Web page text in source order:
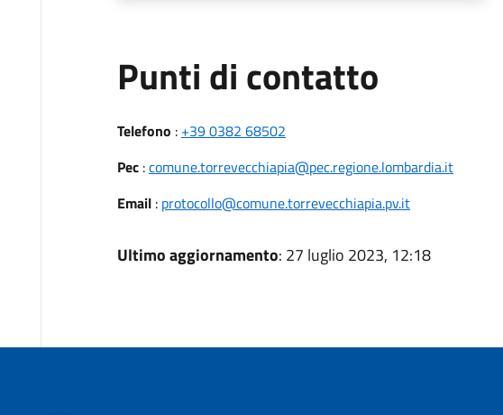
Punti di contatto
Telefono : +39 0382 68502
Pec:comune.torrevecchiapia@pec.regione.lombardia.it
Email: protocollo@comune.torrevecchiapia.pv.it
Ultimo aggiornamento: 27 luglio 2023, 12:18